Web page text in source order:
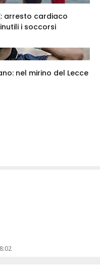
arresto cardiaco
i soccorsi
nel mirino del Lecce